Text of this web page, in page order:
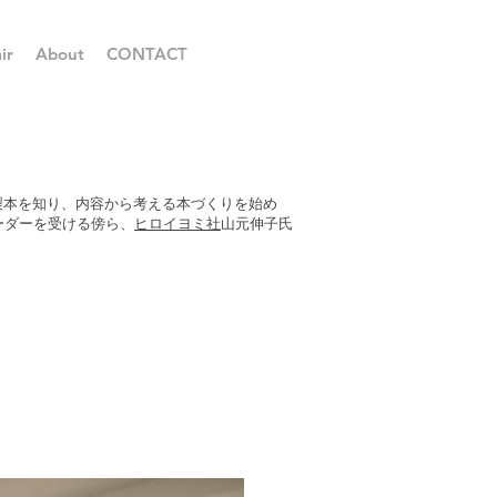
About CONTACT
を知り、内容から考える本づくりを始め
ーを受ける傍ら、
ヒロイヨミ社山元伸子氏